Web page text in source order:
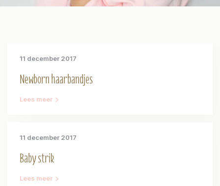
11 december 2017
Newborn haarbandjes
Lees meer
11 december 2017
Baby strik
Lees meer